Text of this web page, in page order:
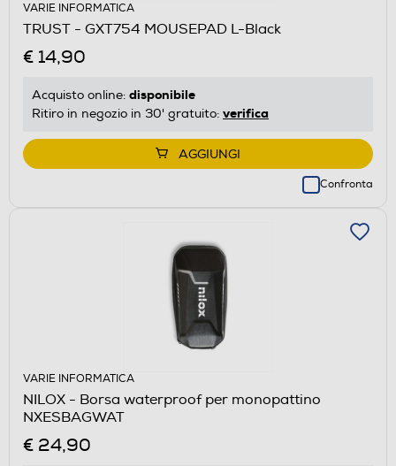
VARIE INFORMATICA
TRUST - GXT754 MOUSEPAD L-Black
€ 14,90
Acquisto online: disponibile
Ritiro in negozio in 30' gratuito: verifica
AGGIUNGI
Confronta
VARIE INFORMATICA
NILOX - Borsa waterproof per monopattino
NXESBAGWAT
€ 24,90